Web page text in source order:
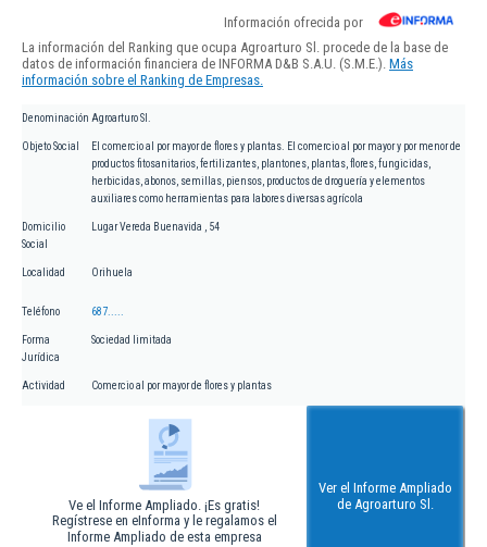
Información ofrecida por
La información del Ranking que ocupa Agroarturo Sl. procede de la base de
datos de información financiera de INFORMA D&B S.A.U. (S.M.E.). Más
información sobre el Ranking de Empresas.
Denominación Agroarturo Sl.
Objeto Social
El comercio al por mayor de flores y plantas. El comercio al por mayor y por menor de
productos fitosanitarios, fertilizantes, plantones, plantas, flores, fungicidas,
herbicidas, abonos, semillas, piensos, productos de droguería y elementos
auxiliares como herramientas para labores diversas agrícola
Domicilio
Social
Lugar Vereda Buenavida , 54
Localidad Orihuela
Teléfono 687.....
Forma
Jurídica
Sociedad limitada
Actividad Comercio al por mayor de flores y plantas
Ve el Informe Ampliado. ¡Es gratis!
Regístrese en eInforma y le regalamos el
Informe Ampliado de esta empresa
Ver el Informe Ampliado
de Agroarturo Sl.